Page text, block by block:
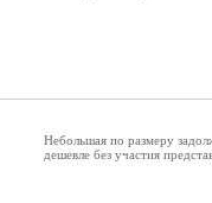
Небольшая по размеру
дешевле без участия